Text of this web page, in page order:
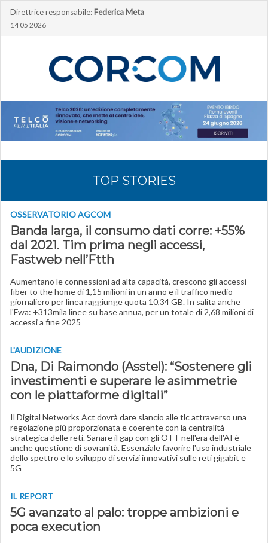
Direttrice responsabile: Federica Meta
14 05 2026
TOP STORIES
OSSERVATORIO AGCOM
Banda larga, il consumo dati corre: +55%
dal 2021. Tim prima negli accessi,
Fastweb nell’Ftth
Aumentano le connessioni ad alta capacità, crescono gli accessi
fiber to the home di 1,15 milioni in un anno e il traffico medio
giornaliero per linea raggiunge quota 10,34 GB. In salita anche
l'Fwa: +313mila linee su base annua, per un totale di 2,68 milioni di
accessi a fine 2025
L'AUDIZIONE
Dna, Di Raimondo (Asstel): “Sostenere gli
investimenti e superare le asimmetrie
con le piattaforme digitali”
Il Digital Networks Act dovrà dare slancio alle tlc attraverso una
regolazione più proporzionata e coerente con la centralità
strategica delle reti. Sanare il gap con gli OTT nell'era dell'AI è
anche questione di sovranità. Essenziale favorire l'uso industriale
dello spettro e lo sviluppo di servizi innovativi sulle reti gigabit e
5G
IL REPORT
5G avanzato al palo: troppe ambizioni e
poca execution